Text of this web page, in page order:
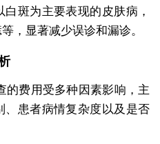
斑为主要表现的皮肤病，
，显著减少误诊和漏诊。
的费用受多种因素影响，主
患者病情复杂度以及是否